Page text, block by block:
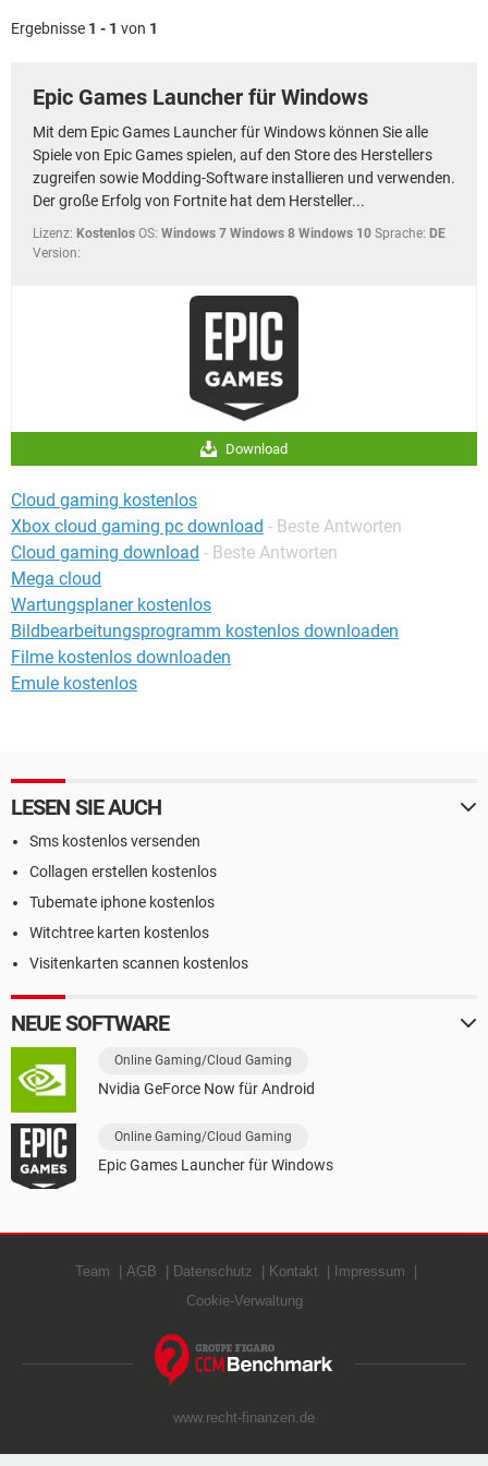
Ergebnisse 1 - 1 von 1
Epic Games Launcher für Windows
Mit dem Epic Games Launcher für Windows können Sie alle
Spiele von Epic Games spielen, auf den Store des Herstellers
zugreifen sowie Modding-Software installieren und verwenden.
Der große Erfolg von Fortnite hat dem Hersteller...
Lizenz: Kostenlos OS: Windows 7 Windows 8 Windows 10 Sprache: DE
Version:
Download
Cloud gaming kostenlos
Xbox cloud gaming pc download - Beste Antworten
Cloud gaming download - Beste Antworten
Mega cloud
Wartungsplaner kostenlos
Bildbearbeitungsprogramm kostenlos downloaden
Filme kostenlos downloaden
Emule kostenlos
LESEN SIE AUCH
Sms kostenlos versenden
Collagen erstellen kostenlos
Tubemate iphone kostenlos
Witchtree karten kostenlos
Visitenkarten scannen kostenlos
NEUE SOFTWARE
Online Gaming/Cloud Gaming
Nvidia GeForce Now für Android
Online Gaming/Cloud Gaming
Epic Games Launcher für Windows
Team AGB Datenschutz Kontakt
Impressum
Cookie-Verwaltung
www.recht-finanzen.de